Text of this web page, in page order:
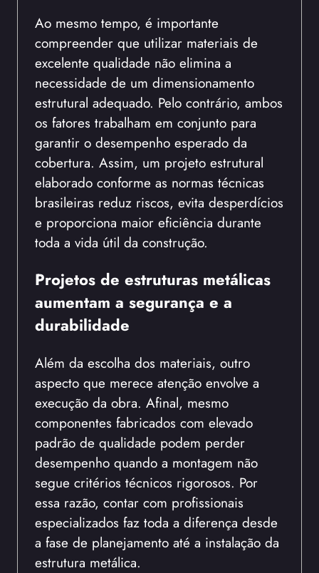
Ao mesmo tempo, é importante
compreender que utilizar materiais de
excelente qualidade não elimina a
necessidade de um dimensionamento
estrutural adequado. Pelo contrário, ambos
os fatores trabalham em conjunto para
garantir o desempenho esperado da
cobertura. Assim, um projeto estrutural
elaborado conforme as normas técnicas
brasileiras reduz riscos, evita desperdícios
e proporciona maior eficiência durante
toda a vida útil da construção.
Projetos de estruturas metálicas
aumentam a segurança e a
durabilidade
Além da escolha dos materiais, outro
aspecto que merece atenção envolve a
execução da obra. Afinal, mesmo
componentes fabricados com elevado
padrão de qualidade podem perder
desempenho quando a montagem não
segue critérios técnicos rigorosos. Por
essa razão, contar com profissionais
especializados faz toda a diferença desde
a fase de planejamento até a instalação da
estrutura metálica.